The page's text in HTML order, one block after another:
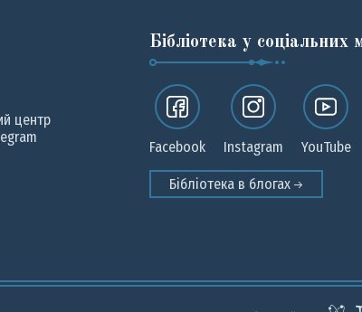
центр
Бібліотека у соціальних
Facebook Instagram YouTube
Бібліотека в блогах